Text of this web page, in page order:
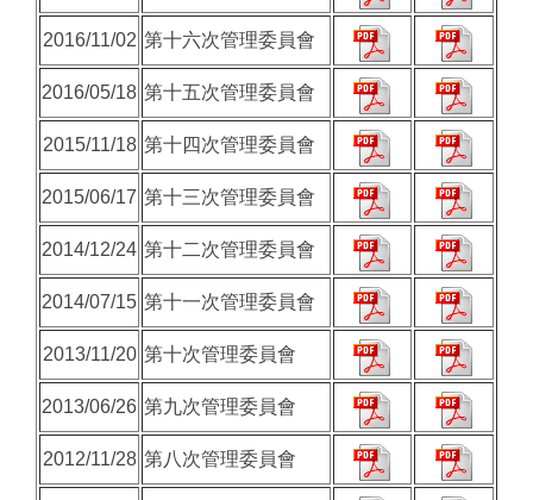
2016/11/02 第十六次管理委員會
2016/05/18 第十五次管理委員會
2015/11/18 第十四次管理委員會
2015/06/17 第十三次管理委員會
2014/12/24 第十二次管理委員會
2014/07/15 第十一次管理委員會
2013/11/20 第十次管理委員會
2013/06/26 第九次管理委員會
2012/11/28 第八次管理委員會